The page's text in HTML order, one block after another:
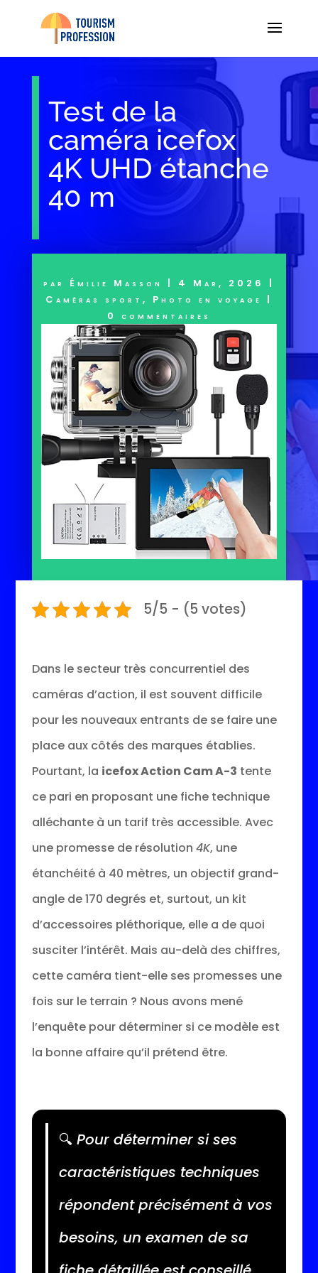
Test de la
caméra icefox
4K UHD étanche
40 m
par Émilie Masson | 4 Mar, 2026
|
Caméras sport , Photo en voyage
|
0 commentaires
5/5 - (5 votes)
Dans le secteur très concurrentiel des
caméras d’action, il est souvent difficile
pour les nouveaux entrants de se faire une
place aux côtés des marques établies.
Pourtant, la icefox Action Cam A-3 tente
ce pari en proposant une fiche technique
alléchante à un tarif très accessible. Avec
une promesse de résolution 4K, une
étanchéité à 40 mètres, un objectif grand-
angle de 170 degrés et, surtout, un kit
d’accessoires pléthorique, elle a de quoi
susciter l’intérêt. Mais au-delà des chiffres,
cette caméra tient-elle ses promesses une
fois sur le terrain ? Nous avons mené
l’enquête pour déterminer si ce modèle est
la bonne affaire qu’il prétend être.
🔍 Pour déterminer si ses
caractéristiques techniques
répondent précisément à vos
besoins, un examen de sa